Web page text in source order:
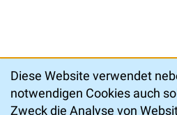
Diese Website verwendet
notwendigen Cookies auch
Zweck die Analyse von